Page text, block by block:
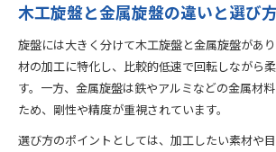
木工旋盤と金属旋盤の違いと選び
旋盤には大きく分けて木工旋盤と金属旋盤があ
材の加工に特化し、比較的低速で回転しながら
す。一方、金属旋盤は鉄やアルミなどの金属材
ため、剛性や精度が重視されています。
選び方のポイントとしては、加工したい素材や